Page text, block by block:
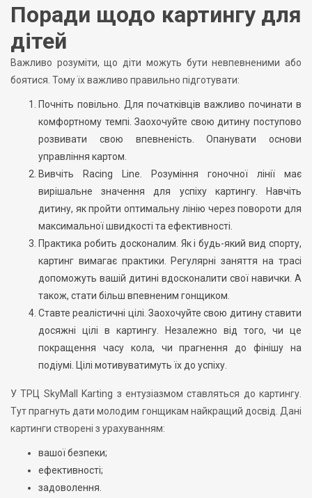
Поради щодо картингу для
дітей
Важливо розуміти, що діти можуть бути невпевненими або
боятися. Тому їх важливо правильно підготувати:
Почніть повільно. Для початківців важливо починати в
комфортному темпі. Заохочуйте свою дитину поступово
розвивати свою впевненість. Опанувати основи
управління картом.
Вивчіть Racing Line. Розуміння гоночної лінії має
вирішальне значення для успіху картингу. Навчіть
дитину, як пройти оптимальну лінію через повороти для
максимальної швидкості та ефективності.
Практика робить досконалим. Як і будь-який вид спорту,
картинг вимагає практики. Регулярні заняття на трасі
допоможуть вашій дитині вдосконалити свої навички. А
також, стати більш впевненим гонщиком.
Ставте реалістичні цілі. Заохочуйте свою дитину ставити
досяжні цілі в картингу. Незалежно від того, чи це
покращення часу кола, чи прагнення до фінішу на
подіумі. Цілі мотивуватимуть їх до успіху.
У ТРЦ SkyMall Karting з ентузіазмом ставляться до картингу.
Тут прагнуть дати молодим гонщикам найкращий досвід. Дані
картинги створені з урахуванням:
вашої безпеки;
ефективності;
задоволення.